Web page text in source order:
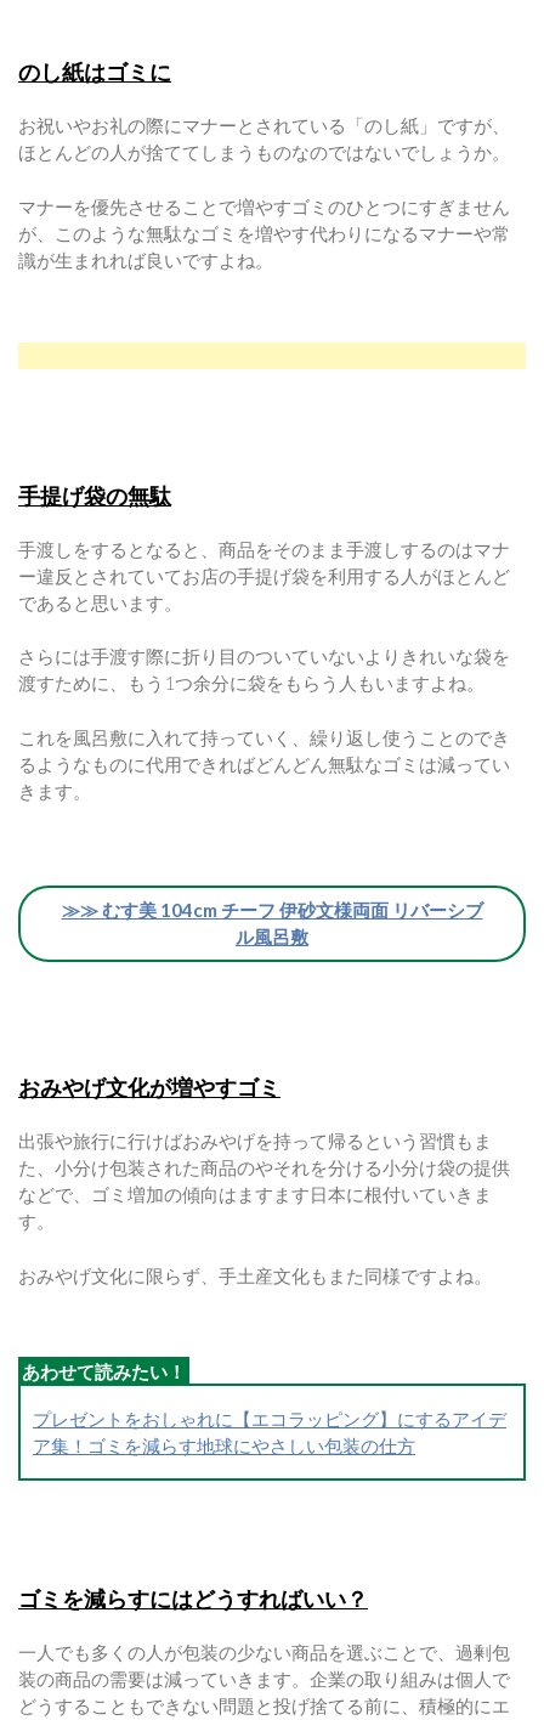
のし紙はゴミに
お祝いやお礼の際にマナーとされている「のし紙」ですが、
ほとんどの人が捨ててしまうものなのではないでしょうか。
マナーを優先させることで増やすゴミのひとつにすぎません
が、このような無駄なゴミを増やす代わりになるマナーや常
識が生まれれば良いですよね。
手提げ袋の無駄
手渡しをするとなると、商品をそのまま手渡しするのはマナ
ー違反とされていてお店の手提げ袋を利用する人がほとんど
であると思います。
さらには手渡す際に折り目のついていないよりきれいな袋を
渡すために、もう1つ余分に袋をもらう人もいますよね。
これを風呂敷に入れて持っていく、繰り返し使うことのでき
るようなものに代用できればどんどん無駄なゴミは減ってい
きます。
≫≫ むす美 104cm チーフ 伊砂文様両面 リバーシブ
ル風呂敷
おみやげ文化が増やすゴミ
出張や旅行に行けばおみやげを持って帰るという習慣もま
た、小分け包装された商品のやそれを分ける小分け袋の提供
などで、ゴミ増加の傾向はますます日本に根付いていきま
す。
おみやげ文化に限らず、手土産文化もまた同様ですよね。
プレゼントをおしゃれに【エコラッピング】にするアイデ
ア集！ゴミを減らす地球にやさしい包装の仕方
ゴミを減らすにはどうすればいい？
一人でも多くの人が包装の少ない商品を選ぶことで、過剰包
装の商品の需要は減っていきます。企業の取り組みは個人で
どうすることもできない問題と投げ捨てる前に、積極的にエ